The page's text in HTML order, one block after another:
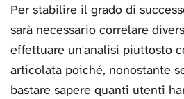
Per stabilire il grado di
sarà necessario correlare
effettuare un'analisi piuttosto
articolata poiché, nonostante
bastare sapere quanti utenti